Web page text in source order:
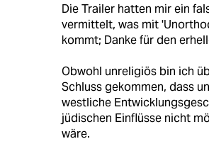
Die Trailer hatten mir ein
vermittelt, was mit
kommt; Danke für den
Obwohl unreligiös bin ich
Schluss gekommen, dass
westliche
jüdischen Einflüsse nicht
wäre.